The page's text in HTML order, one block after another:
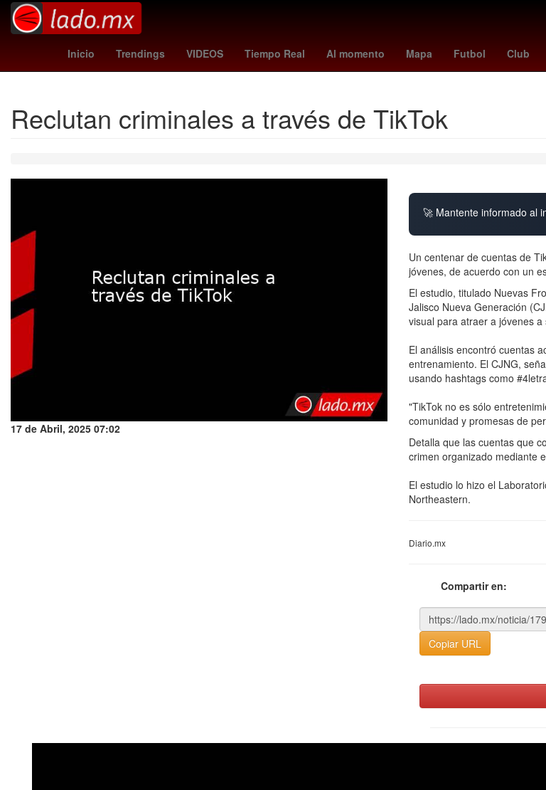
Inicio Trendings VIDEOS Tiempo Real Al momento Mapa Futbol Club
Maradona milan tubi Rosario Anthony Davis Oblivion
Reclutan criminales a través de TikTok
17 de Abril, 2025 07:02
🚀 Mantente informado al
Un centenar de cuentas de
jóvenes, de acuerdo con un
El estudio, titulado Nuevas
Jalisco Nueva Generación
visual para atraer a jóvenes a
El análisis encontró cuentas
entrenamiento. El CJNG,
usando hashtags como
"TikTok no es sólo
comunidad y promesas de
Detalla que las cuentas que
crimen organizado mediante
El estudio lo hizo el
Northeastern.
Diario.mx
Compartir en:
Copiar URL